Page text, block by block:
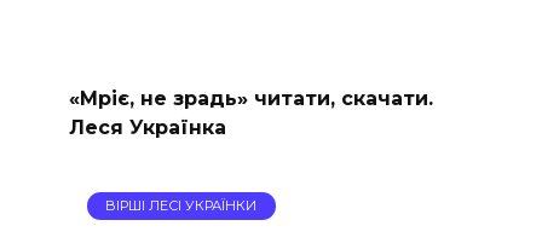
«Мріє, не зрадь» читати, скачати.
Леся Українка
ВІРШІ ЛЕСІ УКРАЇНКИ